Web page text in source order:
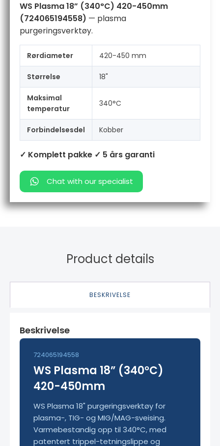
WS Plasma 18” (340°C) 420-450mm
(724065194558) — plasma
purgeringsverktøy.
Rørdiameter 420-450 mm
Størrelse 18"
Maksimal
temperatur
340°C
Forbindelsesdel Kobber
✓ Komplett pakke ✓ 5 års garanti
Chat with our specialist
Product details
BESKRIVELSE
Beskrivelse
724065194558
WS Plasma 18” (340°C)
420-450mm
WS Plasma 18" purgeringsverktøy for
plasma-, TIG- og MIG/MAG-sveising.
Varmebestandig opp til 340°C, med
patentert trippel-tetningslippe og